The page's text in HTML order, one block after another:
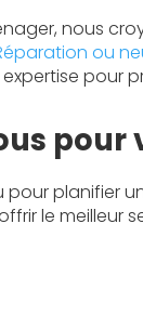
nous
ou
pour
pour
planifier
le meilleur